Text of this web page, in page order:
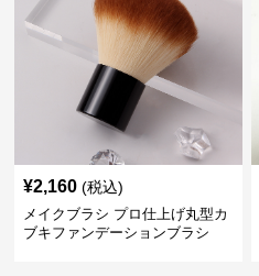
¥2,160 (税込)
メイクブラシ プロ仕上げ丸型カ
ブキファンデーションブラシ